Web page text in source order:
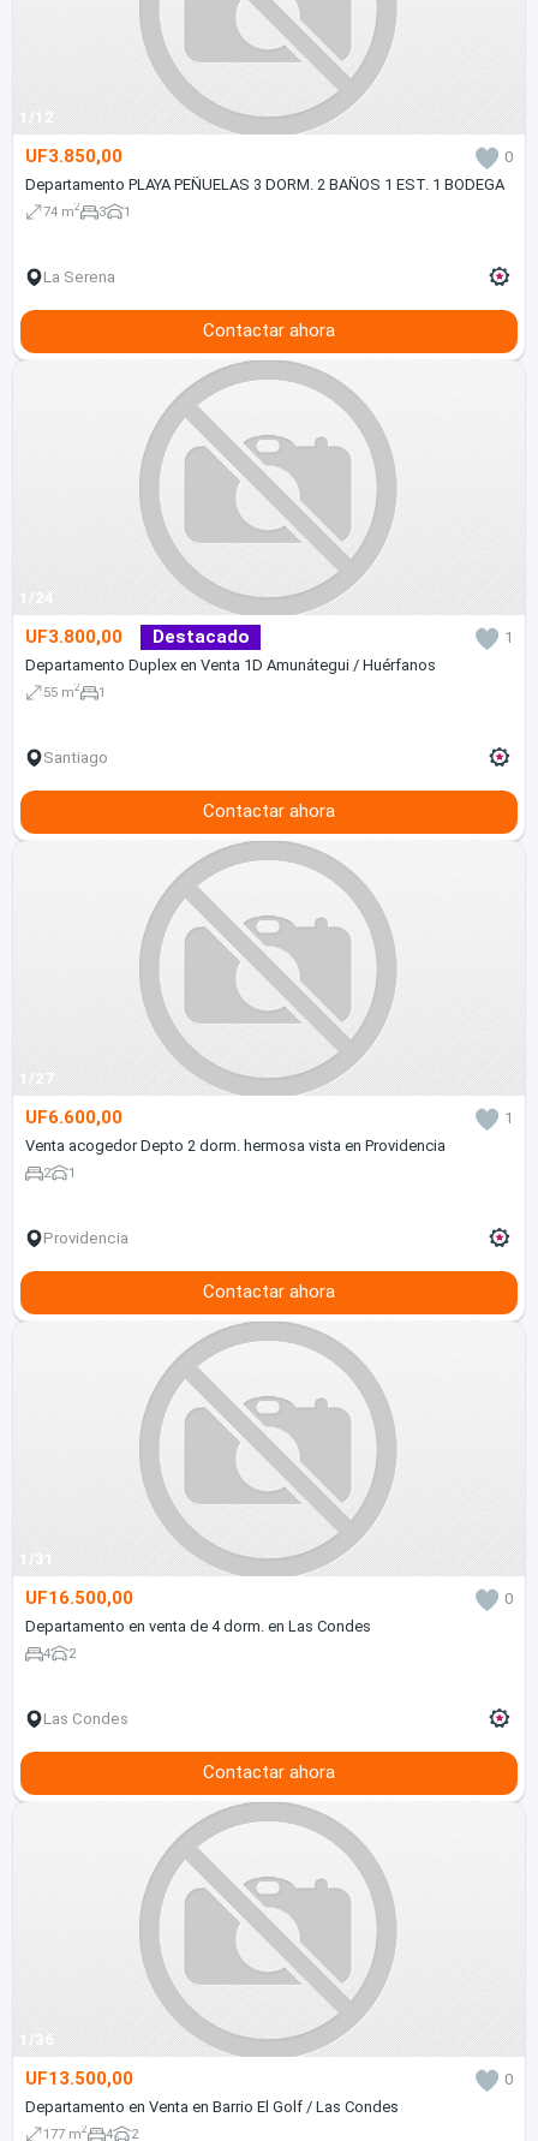
1/12
UF3.850,00
0
Departamento PLAYA PEÑUELAS 3 DORM. 2 BAÑOS 1 EST. 1 BODEGA
74 m2 3 1
La Serena
Contactar ahora
1/24
UF3.800,00 Destacado
1
Departamento Duplex en Venta 1D Amunátegui / Huérfanos
55 m2 1
Santiago
Contactar ahora
1/27
UF6.600,00
1
Venta acogedor Depto 2 dorm. hermosa vista en Providencia
2 1
Providencia
Contactar ahora
1/31
UF16.500,00
0
Departamento en venta de 4 dorm. en Las Condes
4 2
Las Condes
Contactar ahora
1/36
UF13.500,00
0
Departamento en Venta en Barrio El Golf / Las Condes
177 m2 4 2